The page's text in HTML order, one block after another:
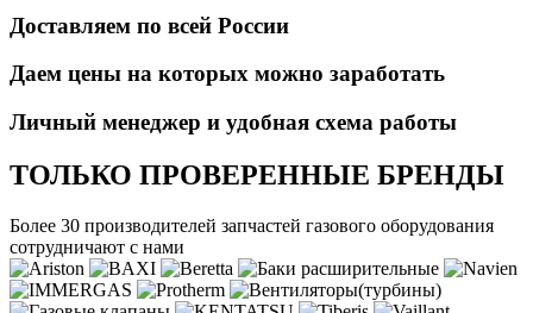
Доставляем по всей России
Даем цены на которых можно заработать
Личный менеджер и удобная схема работы
ТОЛЬКО ПРОВЕРЕННЫЕ БРЕНДЫ
Более 30 производителей запчастей газового оборудования
сотрудничают с нами